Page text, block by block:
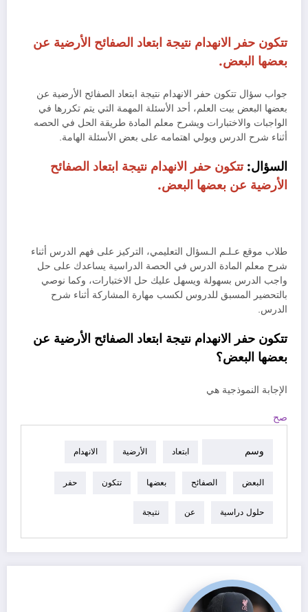
تتكون حفر الانهدام نتيجة ابتعاد الصفائح الأرضية عن
بعضها البعض.
جواب سؤال تتكون حفر الانهدام نتيجة ابتعاد الصفائح الأرضية عن
بعضها البعض بيت العلم، أحد الأسئلة المهمة التي يتم تكررها في
الواجبات والاختبارات ويشرح معلم المادة طريقة الحل في الحصه
أثناء شرح الدرس ويولي اهتمامه على بعض الأسئلة الهامة.
السؤال:تتكون حفر الانهدام نتيجة ابتعاد الصفائح
الأرضية عن بعضها البعض.
طلاب موقع عـلـم الـسؤال التعليمي، التركيز على فهم الدرس أثناء
شرح معلم المادة الدرس في الحصة الدراسية يساعدك على حل
واجب الدرس بسهولة ويسهل عليك حل الاختبارات، وكما نوصي
بالتحضير المسبق للدروس لكسب مهارة المشاركة أثناء شرح
الدرس.
تتكون حفر الانهدام نتيجة ابتعاد الصفائح الأرضية عن
بعضها البعض؟
الإجابة النموذجية هي
صح
وسم ابتعاد الأرضية الانهدام
البعض الصفائح بعضها تتكون حفر
حلول دراسية عن نتيجة